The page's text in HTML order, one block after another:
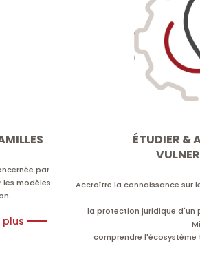
par
modèles
plus
ÉTUDIER &
Accroître la connaissance sur
la protection juridique d'un
comprendre l'écosystème